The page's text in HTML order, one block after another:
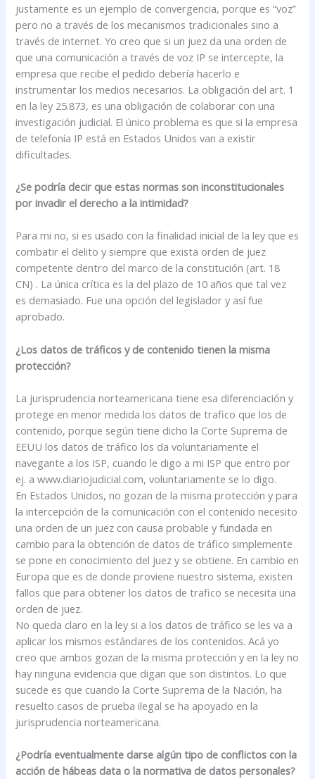
justamente es un ejemplo de convergencia, porque es “voz”
pero no a través de los mecanismos tradicionales sino a
través de internet. Yo creo que si un juez da una orden de
que una comunicación a través de voz IP se intercepte, la
empresa que recibe el pedido debería hacerlo e
instrumentar los medios necesarios. La obligación del art. 1
en la ley 25.873, es una obligación de colaborar con una
investigación judicial. El único problema es que si la empresa
de telefonía IP está en Estados Unidos van a existir
dificultades.
¿Se podría decir que estas normas son inconstitucionales
por invadir el derecho a la intimidad?
Para mi no, si es usado con la finalidad inicial de la ley que es
combatir el delito y siempre que exista orden de juez
competente dentro del marco de la constitución (art. 18
CN) . La única crítica es la del plazo de 10 años que tal vez
es demasiado. Fue una opción del legislador y así fue
aprobado.
¿Los datos de tráficos y de contenido tienen la misma
protección?
La jurisprudencia norteamericana tiene esa diferenciación y
protege en menor medida los datos de trafico que los de
contenido, porque según tiene dicho la Corte Suprema de
EEUU los datos de tráfico los da voluntariamente el
navegante a los ISP, cuando le digo a mi ISP que entro por
ej. a www.diariojudicial.com, voluntariamente se lo digo.
En Estados Unidos, no gozan de la misma protección y para
la intercepción de la comunicación con el contenido necesito
una orden de un juez con causa probable y fundada en
cambio para la obtención de datos de tráfico simplemente
se pone en conocimiento del juez y se obtiene. En cambio en
Europa que es de donde proviene nuestro sistema, existen
fallos que para obtener los datos de trafico se necesita una
orden de juez.
No queda claro en la ley si a los datos de tráfico se les va a
aplicar los mismos estándares de los contenidos. Acá yo
creo que ambos gozan de la misma protección y en la ley no
hay ninguna evidencia que digan que son distintos. Lo que
sucede es que cuando la Corte Suprema de la Nación, ha
resuelto casos de prueba ilegal se ha apoyado en la
jurisprudencia norteamericana.
¿Podría eventualmente darse algún tipo de conflictos con la
acción de hábeas data o la normativa de datos personales?